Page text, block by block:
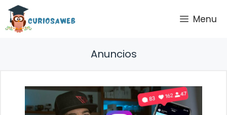
Saltar
contenido
Menu
Anuncios